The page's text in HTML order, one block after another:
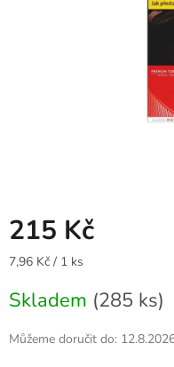
215 Kč
Měrná
7,96 Kč / 1 ks
Skladem (285 ks)
Můžeme doručit do: